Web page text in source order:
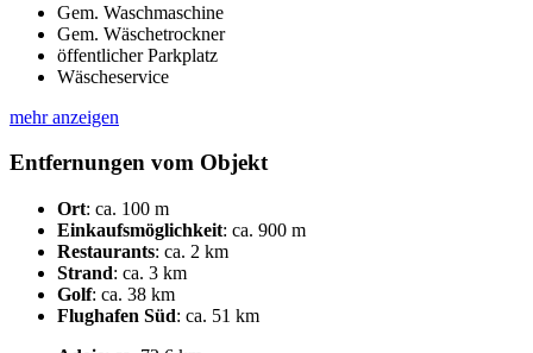
Gem. Waschmaschine
Gem. Wäschetrockner
öffentlicher Parkplatz
Wäscheservice
mehr anzeigen
Entfernungen vom Objekt
Ort: ca. 100 m
Einkaufsmöglichkeit: ca. 900 m
Restaurants: ca. 2 km
Strand: ca. 3 km
Golf: ca. 38 km
Flughafen Süd: ca. 51 km